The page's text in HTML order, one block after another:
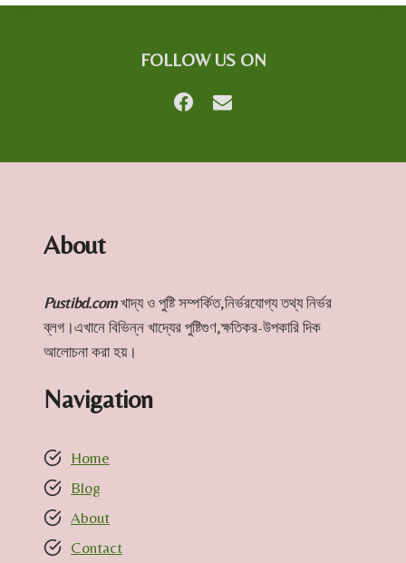
FOLLOW US ON
About
Pustibd.comখাদ্য ও পুষ্টি সম্পর্কিত,নির্ভরযোগ্য তথ্য নির্ভর
ব্লগ।এখানে বিভিন্ন খাদ্যের পুষ্টিগুণ,ক্ষতিকর-উপকারি দিক
আলোচনা করা হয়।
Navigation
Home
Blog
About
Contact